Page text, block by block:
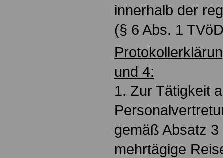
innerhalb der
(§ 6 Abs. 1
und 4:
1. Zur Tätigkeit
gemäß Absatz
mehrtägige